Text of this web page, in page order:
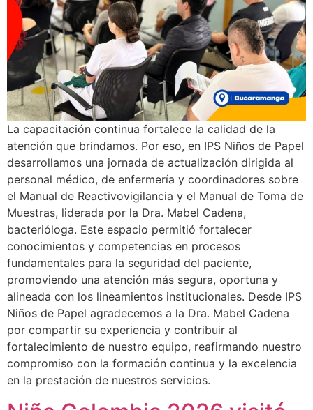
La capacitación continua fortalece la calidad de la
atención que brindamos. Por eso, en IPS Niños de Papel
desarrollamos una jornada de actualización dirigida al
personal médico, de enfermería y coordinadores sobre
el Manual de Reactivovigilancia y el Manual de Toma de
Muestras, liderada por la Dra. Mabel Cadena,
bacterióloga. Este espacio permitió fortalecer
conocimientos y competencias en procesos
fundamentales para la seguridad del paciente,
promoviendo una atención más segura, oportuna y
alineada con los lineamientos institucionales. Desde IPS
Niños de Papel agradecemos a la Dra. Mabel Cadena
por compartir su experiencia y contribuir al
fortalecimiento de nuestro equipo, reafirmando nuestro
compromiso con la formación continua y la excelencia
en la prestación de nuestros servicios.